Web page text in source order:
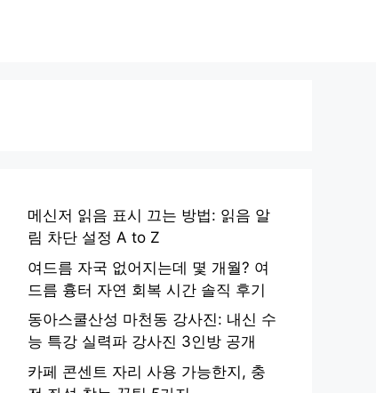
메신저 읽음 표시 끄는 방법: 읽음 알
림 차단 설정 A to Z
여드름 자국 없어지는데 몇 개월? 여
드름 흉터 자연 회복 시간 솔직 후기
동아스쿨산성 마천동 강사진: 내신 수
능 특강 실력파 강사진 3인방 공개
카페 콘센트 자리 사용 가능한지, 충